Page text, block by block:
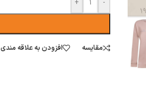
-
+
مقایسه افزودن به علاقه مندی